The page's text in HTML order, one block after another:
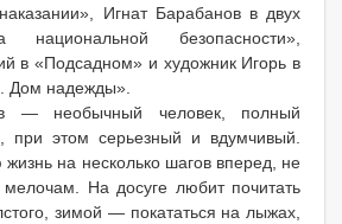
Игнат Барабанов в двух
национальной безопасности»,
в «Подсадном» и художник Игорь в
Дом надежды».
— необычный человек, полный
при этом серьезный и вдумчивый.
на несколько шагов вперед, не
мелочам. На досуге любит почитать
зимой — покататься на лыжах,